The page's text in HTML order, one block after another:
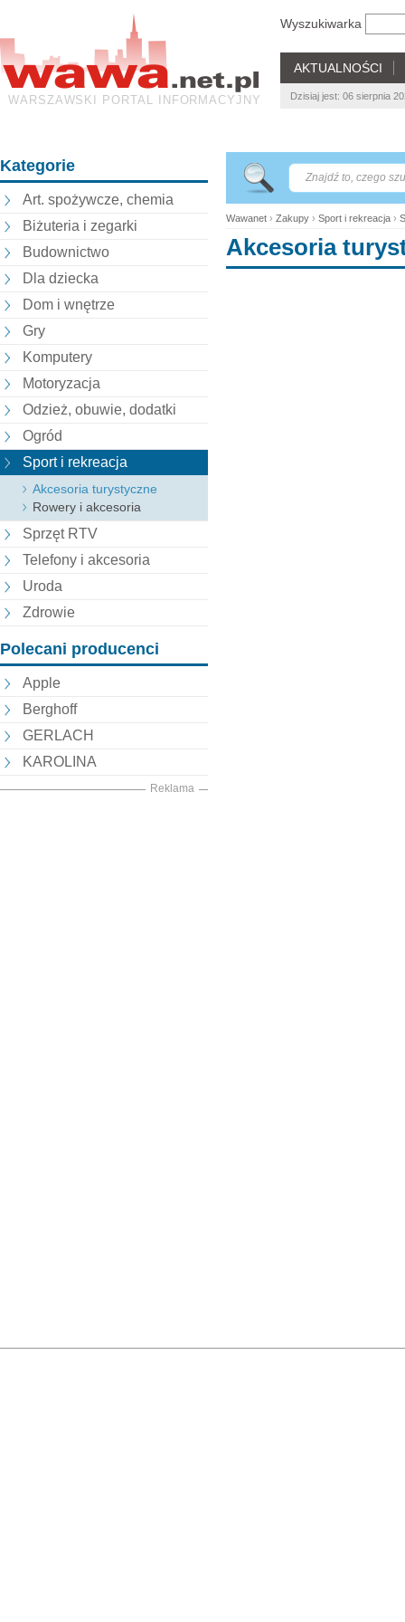
WARSZAWSKI PORTAL INFORMACYJNY
Wyszukiwarka
AKTUALNOŚCI
Dzisiaj jest: 06 sierpnia
Kategorie
Art. spożywcze, chemia
Biżuteria i zegarki
Budownictwo
Dla dziecka
Dom i wnętrze
Gry
Komputery
Motoryzacja
Odzież, obuwie, dodatki
Ogród
Sport i rekreacja
Akcesoria turystyczne
Rowery i akcesoria
Sprzęt RTV
Telefony i akcesoria
Uroda
Zdrowie
Polecani producenci
Apple
Berghoff
GERLACH
KAROLINA
Reklama
Wawanet › Zakupy › Sport i rekreacja ›
Akcesoria